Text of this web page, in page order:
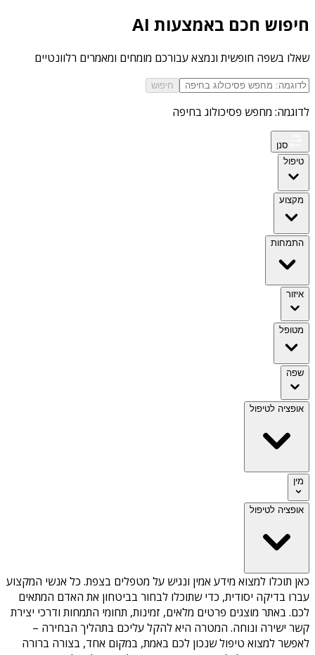
חיפוש חכם באמצעות AI
שאלו בשפה חופשית ונמצא עבורכם מומחים ומאמרים רלוונטיים
חיפוש
לדוגמה: מחפש פסיכולוג בחיפה
סנן
טיפול
מקצוע
התמחות
איזור
מטופל
שפה
אופציה לטיפול
מין
אופציה לטיפול
כאן תוכלו למצוא מידע אמין ונגיש על מטפלים בצפת. כל אנשי המקצוע
עברו בדיקה יסודית, כדי שתוכלו לבחור בביטחון את האדם המתאים
לכם. באתר מוצגים פרטים מלאים, זמינות, תחומי התמחות ודרכי יצירת
קשר ישירה ונוחה. המטרה היא להקל עליכם בתהליך הבחירה –
לאפשר למצוא טיפול שנכון לכם באמת, במקום אחד, בצורה ברורה